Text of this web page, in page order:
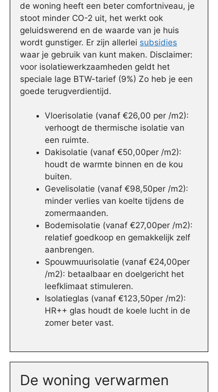
de woning heeft een beter comfortniveau, je
stoot minder CO-2 uit, het werkt ook
geluidswerend en de waarde van je huis
wordt gunstiger. Er zijn allerlei subsidies
waar je gebruik van kunt maken. Disclaimer:
voor isolatiewerkzaamheden geldt het
speciale lage BTW-tarief (9%) Zo heb je een
goede terugverdientijd.
Vloerisolatie (vanaf €26,00 per /m2):
verhoogt de thermische isolatie van
een ruimte.
Dakisolatie (vanaf €50,00per /m2):
houdt de warmte binnen en de kou
buiten.
Gevelisolatie (vanaf €98,50per /m2):
minder verlies van koelte tijdens de
zomermaanden.
Bodemisolatie (vanaf €27,00per /m2):
relatief goedkoop en gemakkelijk zelf
aanbrengen.
Spouwmuurisolatie (vanaf €24,00per
/m2): betaalbaar en doelgericht het
leefklimaat stimuleren.
Isolatieglas (vanaf €123,50per /m2):
HR++ glas houdt de koele lucht in de
zomer beter vast.
De woning verwarmen